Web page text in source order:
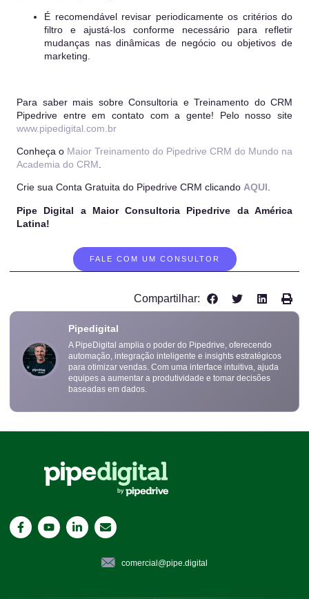
É recomendável revisar periodicamente os critérios do
filtro e ajustá-los conforme necessário para refletir
mudanças nas dinâmicas de negócio ou objetivos de
marketing.
Para saber mais sobre Consultoria e Treinamento do CRM
Pipedrive entre em contato com a gente! Pelo nosso site
www.pipedigital.com.br
Conheça o Maior Treinamento do Pipedrive CRM do Mundo na
Academia do CRM
Crie sua Conta Gratuita do Pipedrive CRM clicando AQUI.
Pipe Digital a Maior Consultoria Pipedrive da América
Latina!
FALE COM UM CONSULTOR
Compartilhar:
Pipedigital
A PipeDigital amplia o poder do Pipedrive, oferecendo
automação, integração inteligente e insights estratégicos
para otimizar vendas. Com uma interface intuitiva, ajuda
equipes a aumentar a produtividade e tomar decisões
baseadas em dados.
comercial@pipe.digital